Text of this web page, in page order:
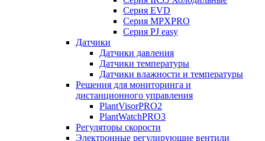
Серия EVD
Серия MPXPRO
Серия PJ easy
Датчики
Датчики давления
Датчики температуры
Датчики влажности и температуры
Решения для мониторинга и
дистанционного управления
PlantVisorPRO2
PlantWatchPRO3
Регуляторы скорости
Электронные регулирующие вентили